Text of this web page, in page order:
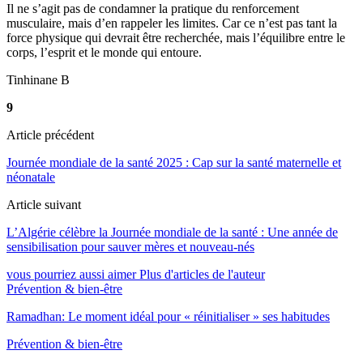
Il ne s’agit pas de condamner la pratique du renforcement
musculaire, mais d’en rappeler les limites. Car ce n’est pas tant la
force physique qui devrait être recherchée, mais l’équilibre entre le
corps, l’esprit et le monde qui entoure.
Tinhinane B
9
Article précédent
Journée mondiale de la santé 2025 : Cap sur la santé maternelle et
néonatale
Article suivant
L’Algérie célèbre la Journée mondiale de la santé : Une année de
sensibilisation pour sauver mères et nouveau-nés
vous pourriez aussi aimer Plus d'articles de l'auteur
Prévention & bien-être
Ramadhan: Le moment idéal pour « réinitialiser » ses habitudes
Prévention & bien-être